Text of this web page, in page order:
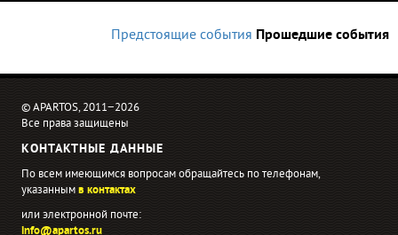
Предстоящие события Прошедшие события
© APARTOS, 2011−2026
Все права защищены
КОНТАКТНЫЕ ДАННЫЕ
По всем имеющимся вопросам обращайтесь по телефонам,
указаннымв контактах
или электронной почте:
info@apartos.ru